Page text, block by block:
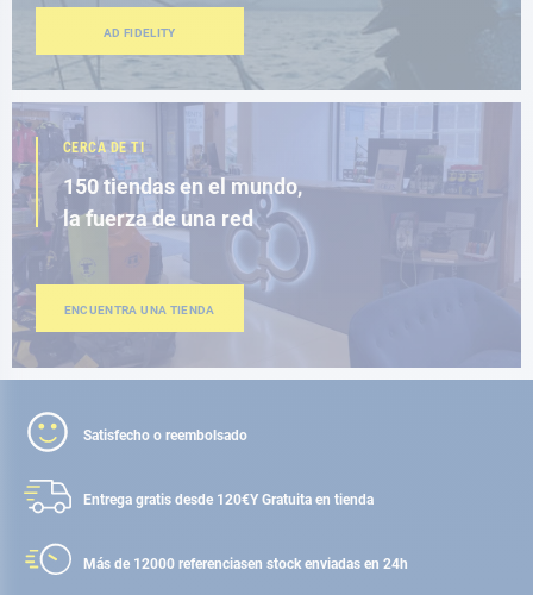
AD FIDELITY
CERCA DE TI
150 tiendas en el mundo,
la fuerza de una red
ENCUENTRA UNA TIENDA
Satisfecho o reembolsado
Entrega gratis desde 120€Y Gratuita en tienda
Más de 12000 referenciasen stock enviadas en 24h